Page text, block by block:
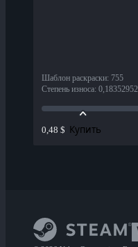
Шаблон раскраски: 755
Степень износа:
0,48 $ Купить